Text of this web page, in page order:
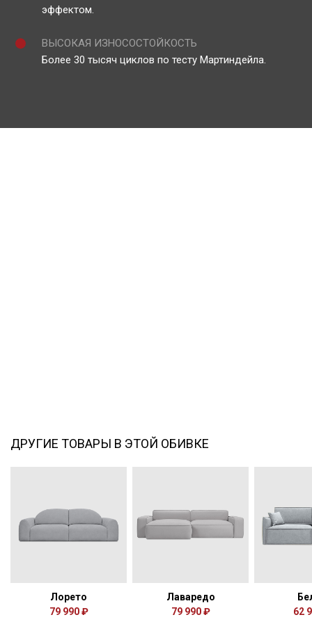
эффектом.
ВЫСОКАЯ ИЗНОСОСТОЙКОСТЬ
Более 30 тысяч циклов по тесту Мартиндейла.
ДРУГИЕ ТОВАРЫ В ЭТОЙ ОБИВКЕ
Лорето
79 990 ₽
Лаваредо
79 990 ₽
62